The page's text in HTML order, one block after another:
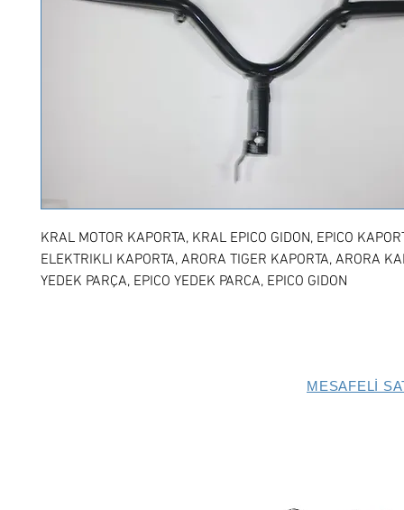
KRAL MOTOR KAPORTA, KRAL EPICO GIDON, EPICO
ELEKTRIKLI KAPORTA, ARORA TIGER KAPORTA, ARORA
YEDEK PARÇA, EPICO YEDEK PARCA, EPICO GIDON
MESAFELİ